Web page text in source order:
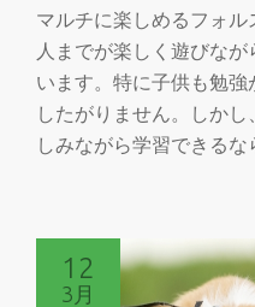
マルチに楽しめるフォ
人までが楽しく遊びな
います。特に子供も勉
したがりません。しか
しみながら学習できるな
12
3月